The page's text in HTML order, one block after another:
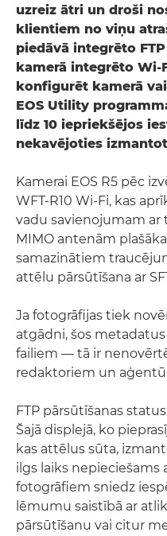
uzreiz ātri un droši
klientiem no viņu
piedāvā integrēto
kamerā integrēto Wi-
konfigurēt kamerā
EOS Utility
līdz 10 iepriekšējos
nekavējoties
Kamerai EOS R5 pēc
WFT-R10 Wi-Fi, kas
vadu savienojumam
MIMO antenām
samazinātiem
attēlu pārsūtīšana ar
Ja fotogrāfijas tiek
atgādni, šos
failiem — tā ir
redaktoriem un
FTP pārsūtīšanas
Šajā displejā, ko
kas attēlus sūta,
ilgs laiks nepieciešams
fotogrāfiem sniedz
lēmumu saistībā ar
pārsūtīšanu vai citur